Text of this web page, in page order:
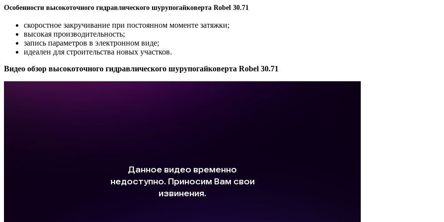
Особенности высокоточного гидравлического шурупогайковерта Robel 30.71
скоростное закручивание при постоянном моменте затяжки;
высокая производительность;
запись параметров в электронном виде;
идеален для строительства новых участков.
Видео обзор высокоточного гидравлического шурупогайковерта Robel 30.71